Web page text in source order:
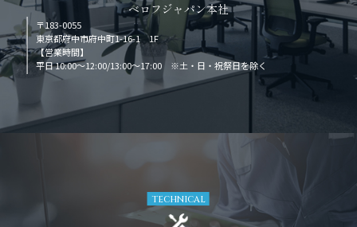
ベロフジャパン本社
〒183-0055
東京都府中市府中町1-16-1 1F
【営業時間】
平日 10:00～12:00/13:00～17:00 ※土・日・祝祭日を除く
TECHNICAL